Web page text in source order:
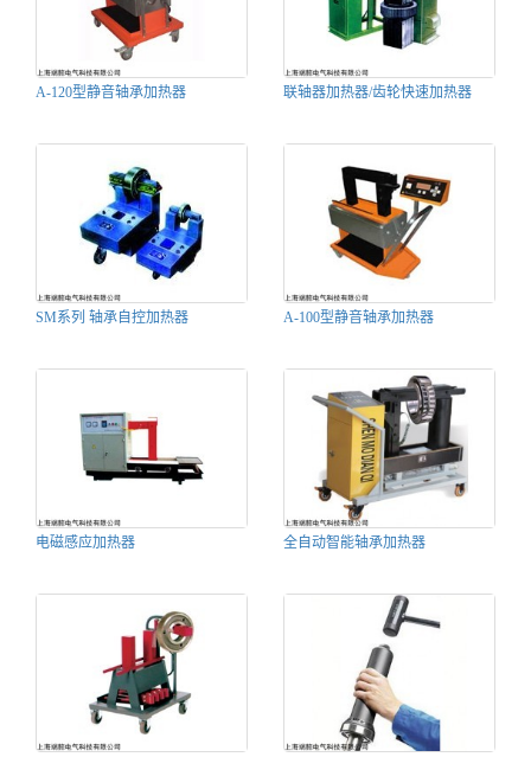
A-120型静音轴承加热器 联轴器加热器/齿轮快速加热器
SM系列 轴承自控加热器 A-100型静音轴承加热器
电磁感应加热器 全自动智能轴承加热器